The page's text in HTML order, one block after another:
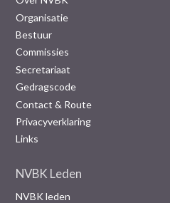
Organisatie
Bestuur
Commissies
Secretariaat
Gedragscode
Contact & Route
Privacyverklaring
Links
NVBK Leden
NVBK leden